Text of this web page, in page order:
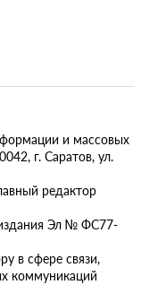
и массовых
г. Саратов, ул.
редактор
издания Эл № ФС77-
в сфере связи,
коммуникаций